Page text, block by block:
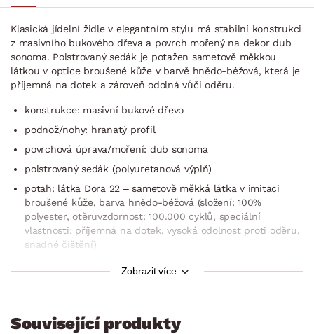
Klasická jídelní židle v elegantním stylu má stabilní konstrukci
z masivního bukového dřeva a povrch mořený na dekor dub
sonoma. Polstrovaný sedák je potažen sametově měkkou
látkou v optice broušené kůže v barvě hnědo-béžová, která je
příjemná na dotek a zároveň odolná vůči oděru.
konstrukce: masivní bukové dřevo
podnož/nohy: hranatý profil
povrchová úprava/moření: dub sonoma
polstrovaný sedák (polyuretanová výplň)
potah: látka Dora 22 – sametově měkká látka v imitaci
broušené kůže, barva hnědo-béžová (složení: 100%
polyester, otěruvzdornost: 100.000 cyklů, speciální
vlastnosti: příjemná na dotek, vysoká odolnost proti oděru,
snadné čištění)
hloubka sedu: 40 cm
Zobrazit více
Související produkty